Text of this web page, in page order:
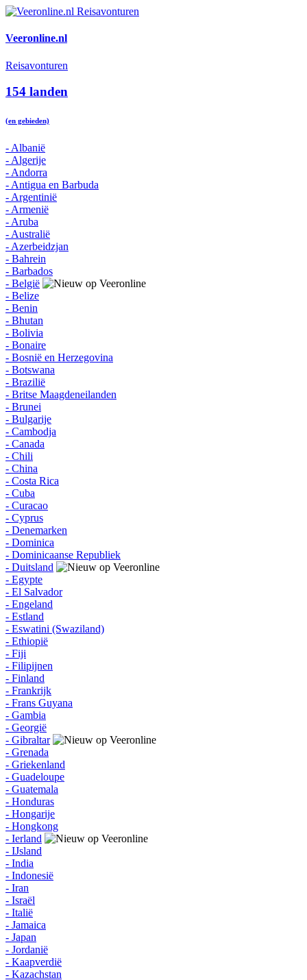
Veeronline.nl
Reisavonturen
154 landen
(en gebieden)
- Albanië
- Algerije
- Andorra
- Antigua en Barbuda
- Argentinië
- Armenië
- Aruba
- Australië
- Azerbeidzjan
- Bahrein
- Barbados
- België
- Belize
- Benin
- Bhutan
- Bolivia
- Bonaire
- Bosnië en Herzegovina
- Botswana
- Brazilië
- Britse Maagdeneilanden
- Brunei
- Bulgarije
- Cambodja
- Canada
- Chili
- China
- Costa Rica
- Cuba
- Curacao
- Cyprus
- Denemarken
- Dominica
- Dominicaanse Republiek
- Duitsland
- Egypte
- El Salvador
- Engeland
- Estland
- Eswatini (Swaziland)
- Ethiopië
- Fiji
- Filipijnen
- Finland
- Frankrijk
- Frans Guyana
- Gambia
- Georgië
- Gibraltar
- Grenada
- Griekenland
- Guadeloupe
- Guatemala
- Honduras
- Hongarije
- Hongkong
- Ierland
- IJsland
- India
- Indonesië
- Iran
- Israël
- Italië
- Jamaica
- Japan
- Jordanië
- Kaapverdië
- Kazachstan